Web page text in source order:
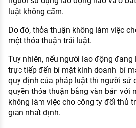
luật không cấm.
Do đó, thỏa thuận không làm việc
một thỏa thuận trái luật.
Tuy nhiên, nếu người lao động đang
trực tiếp đến bí mật kinh doanh, bí
quy định của pháp luật thì người sử
quyền thỏa thuận bằng văn bản với
không làm việc cho công ty đối thủ
gian nhất định.